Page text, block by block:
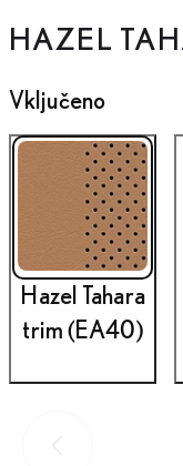
HAZEL
Vključeno
Hazel Tahara
trim (EA40)